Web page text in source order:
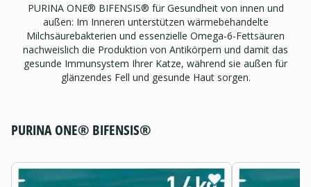
PURINA ONE® BIFENSIS® für Gesundheit von innen und
außen: Im Inneren unterstützen wärmebehandelte
Milchsäurebakterien und essenzielle Omega-6-Fettsäuren
nachweislich die Produktion von Antikörpern und damit das
gesunde Immunsystem Ihrer Katze, während sie außen für
glänzendes Fell und gesunde Haut sorgen.
PURINA ONE® BIFENSIS®